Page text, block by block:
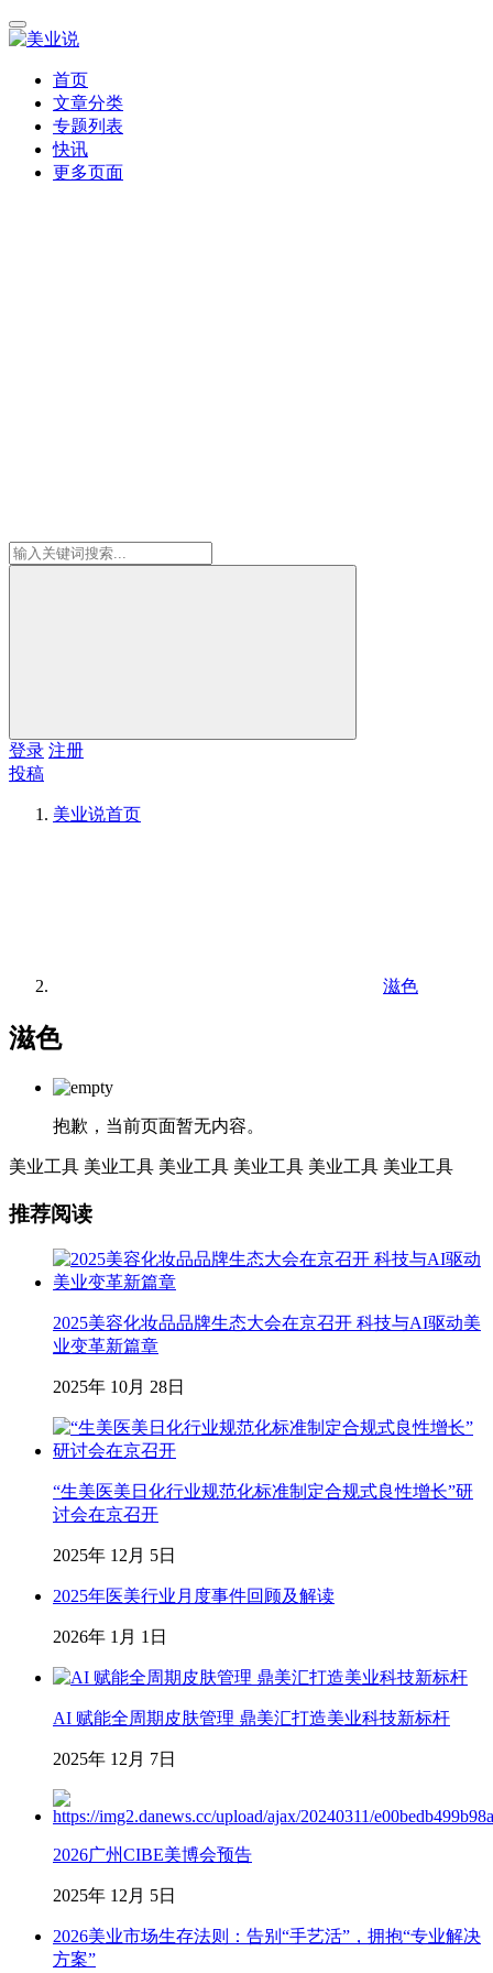
首页
文章分类
专题列表
快讯
更多页面
登录 注册
投稿
美业说首页
滋色
滋色
抱歉，当前页面暂无内容。
美业工具 美业工具 美业工具 美业工具 美业工具 美业工具
推荐阅读
2025美容化妆品品牌生态大会在京召开 科技与AI驱动美
业变革新篇章
2025年 10月 28日
“生美医美日化行业规范化标准制定合规式良性增长”研
讨会在京召开
2025年 12月 5日
2025年医美行业月度事件回顾及解读
2026年 1月 1日
AI 赋能全周期皮肤管理 鼎美汇打造美业科技新标杆
2025年 12月 7日
2026广州CIBE美博会预告
2025年 12月 5日
2026美业市场生存法则：告别“手艺活”，拥抱“专业解决
方案”